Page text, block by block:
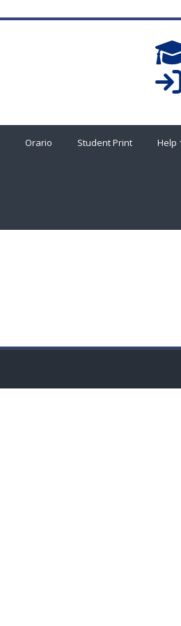
Orario Student Print Help